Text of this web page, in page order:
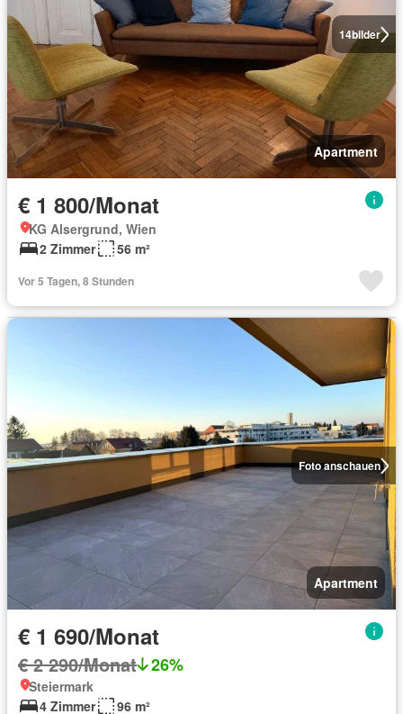
14bilder
Apartment
€ 1 800/Monat
KG Alsergrund, Wien
2 Zimmer
56 m²
Vor 5 Tagen, 8 Stunden
Foto anschauen
Apartment
€ 1 690/Monat
€ 2 290/Monat 26%
Steiermark
4 Zimmer
96 m²